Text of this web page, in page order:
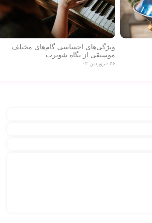
ویژگی‌های احساسی گام‌های مختلف
موسیقی از نگاه شوبرت
۲۶ فروردین ۰۲